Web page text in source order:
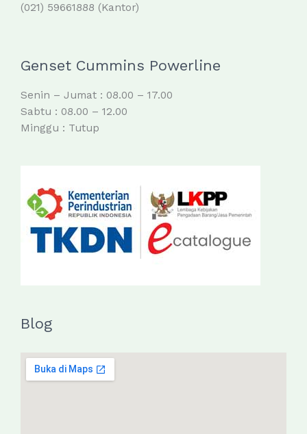
(021) 59661888 (Kantor)
Genset Cummins Powerline
Senin – Jumat : 08.00 – 17.00
Sabtu : 08.00 – 12.00
Minggu : Tutup
Blog